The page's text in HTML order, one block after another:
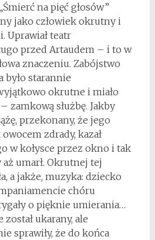
na pięć głosów”
jako człowiek okrutny i
Uprawiał teatr
przed Artaudem – i to w
znaczeniu. Zabójstwo
było starannie
okrutne i miało
zamkową służbę. Jakby
przekonany, że jego
zdrady, kazał
w kołysce przez okno i tak
aż umarł. Okrutnej tej
a jakże, muzyka: dziecko
chóru
o pięknie umierania…
ukarany, ale
sprawiły, że do końca